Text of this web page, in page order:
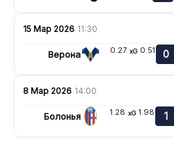
15 Мар 2026 11:30
Верона 0.27 xG 0.51 0
8 Мар 2026 14:00
Болонья 1.28 xG 1.98 1